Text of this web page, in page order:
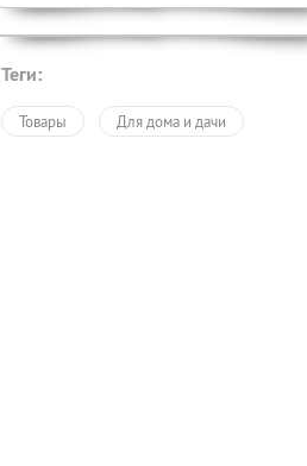
Теги:
Товары Для дома и дачи